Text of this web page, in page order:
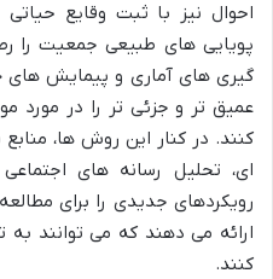
احوال نیز با ثبت وقایع حیاتی
پویایی های طبیعی جمعیت را
گیری های آماری و پیمایش های
عمیق تر و جزئی تر را در
کنند. در کنار این روش ها،
ای، تحلیل رسانه های
رویکردهای جدیدی را برای
ارائه می دهند که می توانند
کنند.